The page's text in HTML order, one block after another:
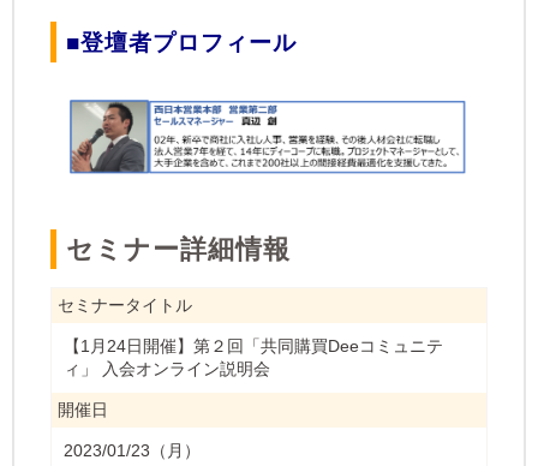
■登壇者プロフィール
​​セミナー詳細情報
セミナータイトル
【1月24日開催】第２回「共同購買Deeコミュニテ
ィ」 入会オンライン説明会
開催日
2023/01/23（月）